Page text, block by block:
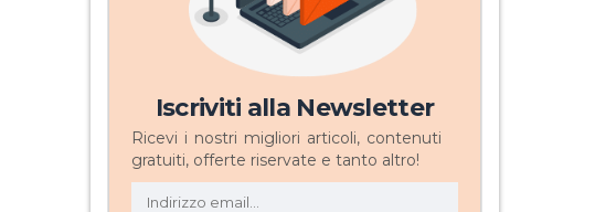
Iscriviti alla Newsletter
Ricevi i nostri migliori articoli, contenuti
gratuiti, offerte riservate e tanto altro!